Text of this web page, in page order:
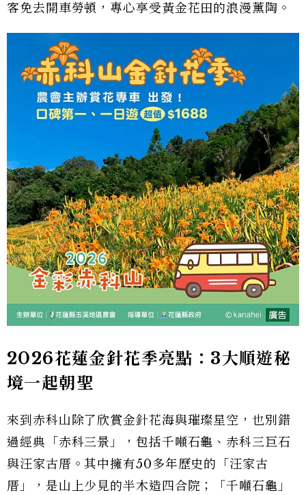
客免去開車勞頓，專心享受黃金花田的浪漫薰陶。
2026花蓮金針花季亮點：3大順遊秘
境一起朝聖
來到赤科山除了欣賞金針花海與璀璨星空，也別錯
過經典「赤科三景」，包括千噸石龜、赤科三巨石
與汪家古厝。其中擁有50多年歷史的「汪家古
厝」，是山上少見的半木造四合院；「千噸石龜」